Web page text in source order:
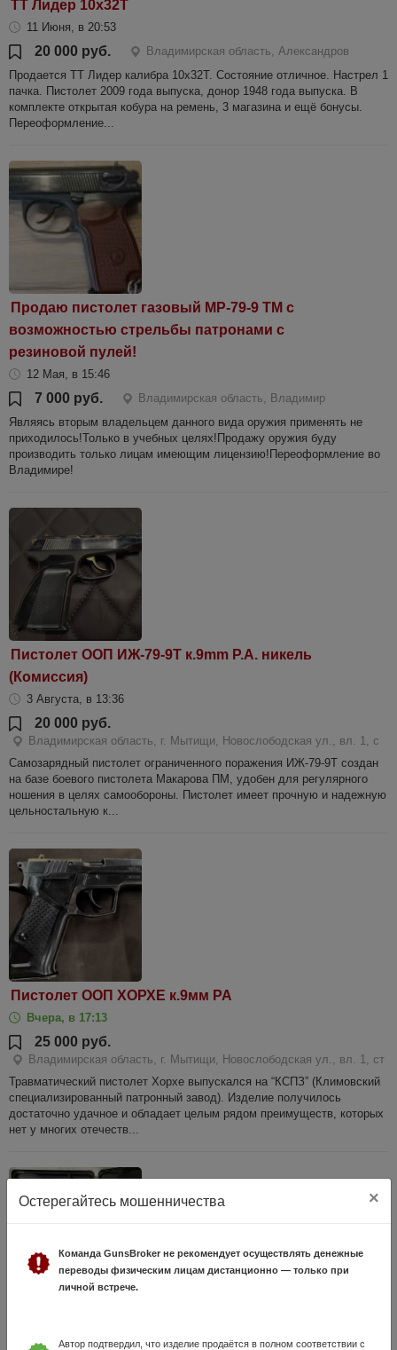
ТТ Лидер 10х32Т
11 Июня, в 20:53
20 000 руб.
Владимирская область, Александров
Продается ТТ Лидер калибра 10х32Т. Состояние отличное. Настрел 1
пачка. Пистолет 2009 года выпуска, донор 1948 года выпуска. В
комплекте открытая кобура на ремень, 3 магазина и ещё бонусы.
Переоформление...
Продаю пистолет газовый МР-79-9 ТМ с
возможностью стрельбы патронами с
резиновой пулей!
12 Мая, в 15:46
7 000 руб.
Владимирская область, Владимир
Являясь вторым владельцем данного вида оружия применять не
приходилось!Только в учебных целях!Продажу оружия буду
производить только лицам имеющим лицензию!Переоформление во
Владимире!
Пистолет ООП ИЖ-79-9Т к.9mm P.A. никель
(Комиссия)
3 Августа, в 13:36
20 000 руб.
Владимирская область, г. Мытищи, Новослободская ул., вл. 1, с
Самозарядный пистолет ограниченного поражения ИЖ-79-9Т создан
на базе боевого пистолета Макарова ПМ, удобен для регулярного
ношения в целях самообороны. Пистолет имеет прочную и надежную
цельностальную к...
Пистолет ООП ХОРХЕ к.9мм РА
Вчера, в 17:13
25 000 руб.
Владимирская область, г. Мытищи, Новослободская ул., вл. 1, ст
Травматический пистолет Хорхе выпускался на “КСПЗ” (Климовский
специализированный патронный завод). Изделие получилось
достаточно удачное и обладает целым рядом преимуществ, которых
нет у многих отечеств...
Остерегайтесь мошенничества ×
Команда GunsBroker не рекомендует осуществлять денежные
переводы физическим лицам дистанционно — только при
личной встрече.
Автор подтвердил, что изделие продаётся в полном соответствии с